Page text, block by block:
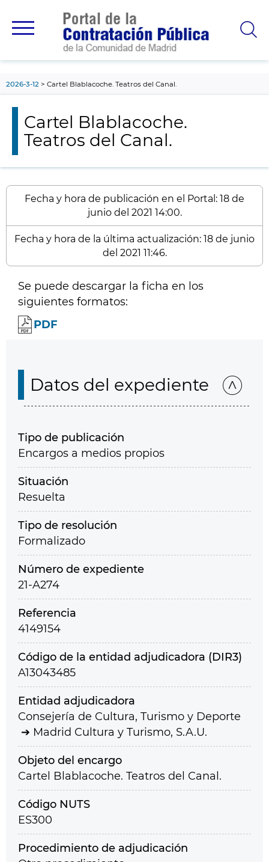
principal
2026-3-12 Cartel Blablacoche. Teatros del Canal.
Cartel Blablacoche.
Teatros del Canal.
Fecha y hora de publicación en el Portal: 18 de
junio del 2021 14:00.
Fecha y hora de la última actualización: 18 de junio
del 2021 11:46.
Se puede descargar la ficha en los
siguientes formatos:
PDF
Datos del expediente
Tipo de publicación
Encargos a medios propios
Situación
Resuelta
Tipo de resolución
Formalizado
Número de expediente
21-A274
Referencia
4149154
Código de la entidad adjudicadora (DIR3)
A13043485
Entidad adjudicadora
Consejería de Cultura, Turismo y Deporte
Madrid Cultura y Turismo, S.A.U.
Objeto del encargo
Cartel Blablacoche. Teatros del Canal.
Código NUTS
ES300
Procedimiento de adjudicación